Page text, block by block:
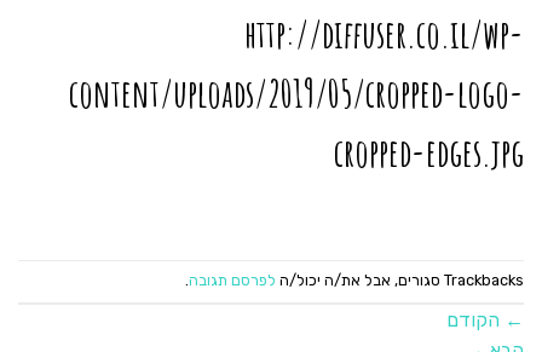
http://diffuser.co.il/wp-
content/uploads/2019/05/cropped-logo-
cropped-edges.jpg
Trackbacks סגורים, אבל את/ה יכול/ה לפרסם תגובה.
← הקודם